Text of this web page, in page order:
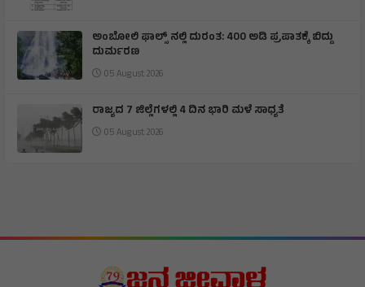
ಅಂಬೋಲಿ ಫಾಲ್ಸ್ ನಲ್ಲಿ ದುರಂತ: 400 ಅಡಿ ಪ್ರಪಾತಕ್ಕೆ ಬಿದ್ದು
ದುರ್ಮರಣ
05 August 2026
ರಾಜ್ಯದ 7 ಜಿಲ್ಲೆಗಳಲ್ಲಿ 4 ದಿನ ಭಾರಿ ಮಳೆ ಸಾಧ್ಯತೆ
05 August 2026